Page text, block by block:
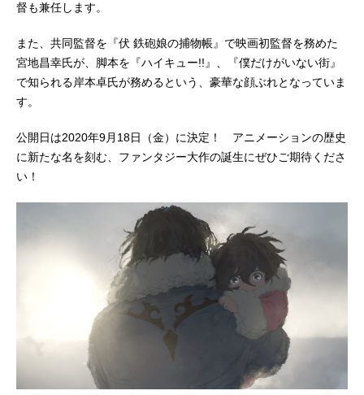
督も兼任します。
また、共同監督を『伏 鉄砲娘の捕物帳』で映画初監督を務めた
宮地昌幸氏が、脚本を『ハイキュー!!』、『僕だけがいない街』
で知られる岸本卓氏が務めるという、豪華な顔ぶれとなっていま
す。
公開日は2020年9月18日（金）に決定！ アニメーションの歴史
に新たな名を刻む、ファンタジー大作の誕生にぜひご期待くださ
い！